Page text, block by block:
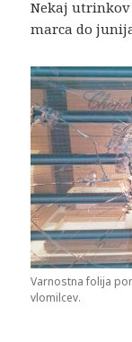
Nekaj
marca do
Varnostna folija
vlomilcev.